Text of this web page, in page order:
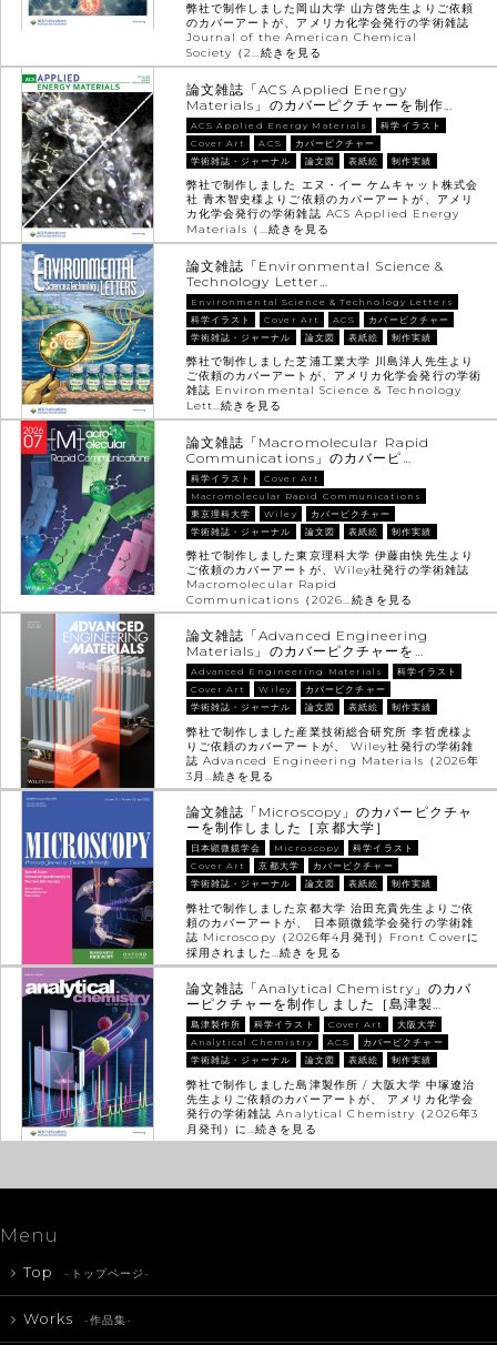
弊社で制作しました岡山大学 山方啓先生よりご依頼
のカバーアートが、アメリカ化学会発行の学術雑誌
Journal of the American Chemical
Society（2…続きを見る
論文雑誌「ACS Applied Energy
Materials」のカバーピクチャーを制作…
ACS Applied Energy Materials
科学イラスト
Cover Art
ACS
カバーピクチャー
学術雑誌・ジャーナル
論文図 表紙絵 制作実績
弊社で制作しました エヌ・イー ケムキャット株式会
社 青木智史様よりご依頼のカバーアートが、アメリ
カ化学会発行の学術雑誌 ACS Applied Energy
Materials（…続きを見る
論文雑誌「Environmental Science &
Technology Letter…
Environmental Science & Technology Letters
科学イラスト
Cover Art ACS
カバーピクチャー
学術雑誌・ジャーナル
論文図 表紙絵 制作実績
弊社で制作しました芝浦工業大学 川島洋人先生より
ご依頼のカバーアートが、アメリカ化学会発行の学術
雑誌 Environmental Science & Technology
Lett…続きを見る
論文雑誌「Macromolecular Rapid
Communications」のカバーピ…
科学イラスト
Cover Art
Macromolecular Rapid Communications
東京理科大学
Wiley
カバーピクチャー
学術雑誌・ジャーナル
論文図 表紙絵 制作実績
弊社で制作しました東京理科大学 伊藤由快先生より
ご依頼のカバーアートが、Wiley社発行の学術雑誌
Macromolecular Rapid
Communications（2026…続きを見る
論文雑誌「Advanced Engineering
Materials」のカバーピクチャーを…
Advanced Engineering Materials
科学イラスト
Cover Art
Wiley
カバーピクチャー
学術雑誌・ジャーナル
論文図 表紙絵 制作実績
弊社で制作しました産業技術総合研究所 李哲虎様よ
りご依頼のカバーアートが、 Wiley社発行の学術雑
誌 Advanced Engineering Materials（2026年
3月…続きを見る
論文雑誌「Microscopy」のカバーピクチャ
ーを制作しました［京都大学］
日本顕微鏡学会 Microscopy
科学イラスト
Cover Art
京都大学
カバーピクチャー
学術雑誌・ジャーナル
論文図 表紙絵 制作実績
弊社で制作しました京都大学 治田充貴先生よりご依
頼のカバーアートが、 日本顕微鏡学会発行の学術雑
誌 Microscopy（2026年4月発刊）Front Coverに
採用されました…続きを見る
論文雑誌「Analytical Chemistry」のカバ
ーピクチャーを制作しました［島津製…
島津製作所 科学イラスト Cover Art
大阪大学
Analytical Chemistry
ACS
カバーピクチャー
学術雑誌・ジャーナル
論文図 表紙絵 制作実績
弊社で制作しました島津製作所 / 大阪大学 中塚遼治
先生よりご依頼のカバーアートが、 アメリカ化学会
発行の学術雑誌 Analytical Chemistry（2026年3
月発刊）に…続きを見る
Menu
Top -トップページ-
Works -作品集-